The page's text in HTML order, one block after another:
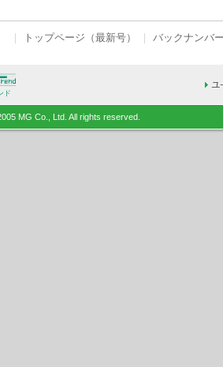
トップページ（最新号） バックナンバ
ド
MG Co., Ltd. All rights reserved.